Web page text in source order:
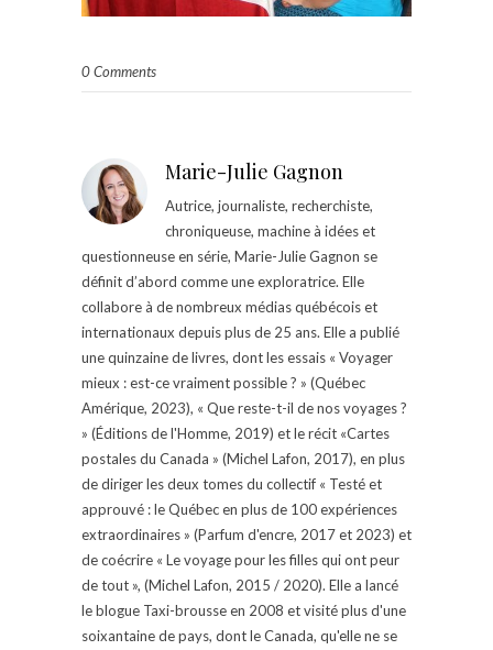
0 Comments
Marie-Julie Gagnon
Autrice, journaliste, recherchiste,
chroniqueuse, machine à idées et
questionneuse en série, Marie-Julie Gagnon se
définit d’abord comme une exploratrice. Elle
collabore à de nombreux médias québécois et
internationaux depuis plus de 25 ans. Elle a publié
une quinzaine de livres, dont les essais « Voyager
mieux : est-ce vraiment possible ? » (Québec
Amérique, 2023), « Que reste-t-il de nos voyages ?
» (Éditions de l'Homme, 2019) et le récit «Cartes
postales du Canada » (Michel Lafon, 2017), en plus
de diriger les deux tomes du collectif « Testé et
approuvé : le Québec en plus de 100 expériences
extraordinaires » (Parfum d'encre, 2017 et 2023) et
de coécrire « Le voyage pour les filles qui ont peur
de tout », (Michel Lafon, 2015 / 2020). Elle a lancé
le blogue Taxi-brousse en 2008 et visité plus d'une
soixantaine de pays, dont le Canada, qu'elle ne se